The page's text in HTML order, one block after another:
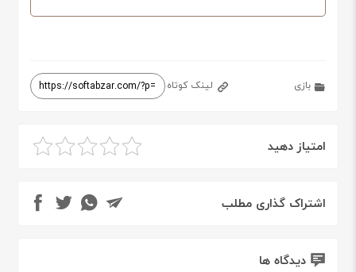
بازی لینک کوتاه
امتیاز دهید
اشتراک گذاری مطلب
دیدگاه ها